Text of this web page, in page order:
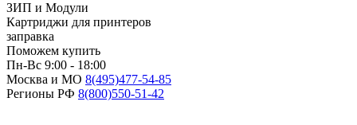
ЗИП и Модули
Картриджи для принтеров
заправка
Поможем купить
Пн-Вс 9:00 - 18:00
Москва и МО 8(495)477-54-85
Регионы РФ 8(800)550-51-42